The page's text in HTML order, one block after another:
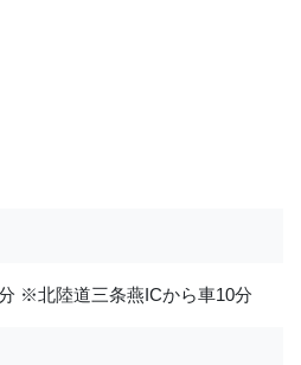
※北陸道三条燕ICから車10分